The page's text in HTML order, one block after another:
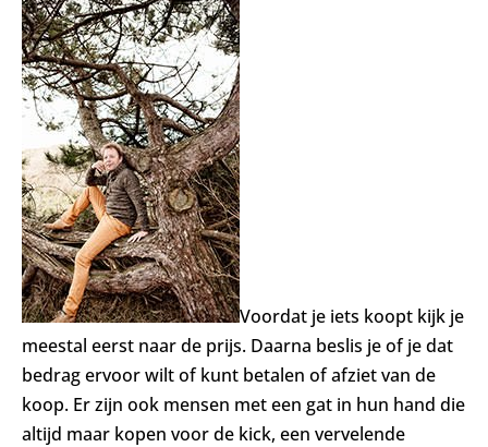
Voordat je iets koopt kijk je
meestal eerst naar de prijs. Daarna beslis je of je dat
bedrag ervoor wilt of kunt betalen of afziet van de
koop. Er zijn ook mensen met een gat in hun hand die
altijd maar kopen voor de kick, een vervelende